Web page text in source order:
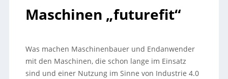
Maschinen „futurefit“
Was machen Maschinenbauer und Endanwender
mit den Maschinen, die schon lange im Einsatz
sind und einer Nutzung im Sinne von Industrie 4.0